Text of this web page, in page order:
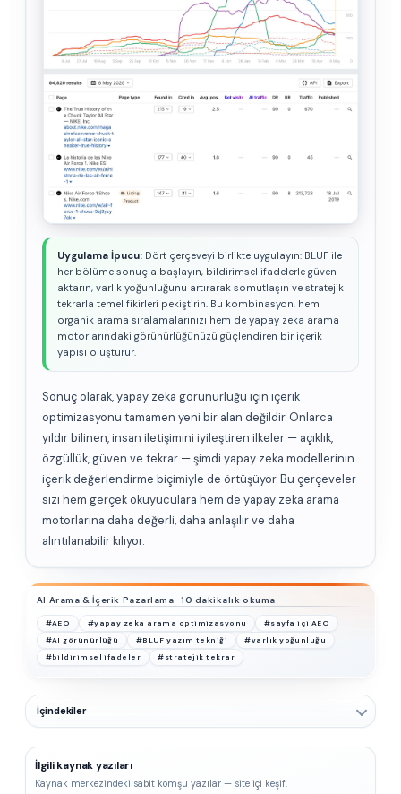
Uygulama İpucu:Dört çerçeveyi birlikte uygulayın: BLUF ile
her bölüme sonuçla başlayın, bildirimsel ifadelerle güven
aktarın, varlık yoğunluğunu artırarak somutlaşın ve stratejik
tekrarla temel fikirleri pekiştirin. Bu kombinasyon, hem
organik arama sıralamalarınızı hem de yapay zeka arama
motorlarındaki görünürlüğünüzü güçlendiren bir içerik
yapısı oluşturur.
Sonuç olarak, yapay zeka görünürlüğü için içerik
optimizasyonu tamamen yeni bir alan değildir. Onlarca
yıldır bilinen, insan iletişimini iyileştiren ilkeler — açıklık,
özgüllük, güven ve tekrar — şimdi yapay zeka modellerinin
içerik değerlendirme biçimiyle de örtüşüyor. Bu çerçeveler
sizi hem gerçek okuyuculara hem de yapay zeka arama
motorlarına daha değerli, daha anlaşılır ve daha
alıntılanabilir kılıyor.
AI Arama & İçerik Pazarlama · 10 dakikalık okuma
#AEO #yapay zeka arama optimizasyonu
#sayfa içi AEO
#AI görünürlüğü
#BLUF yazım tekniği
#varlık yoğunluğu
#bildirimsel ifadeler
#stratejik tekrar
İçindekiler
İlgili kaynak yazıları
Kaynak merkezindeki sabit komşu yazılar — site içi keşif.